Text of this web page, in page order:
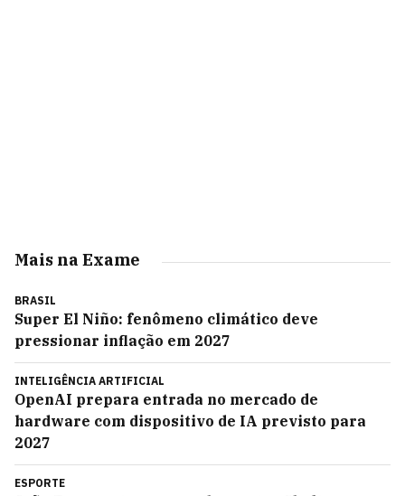
Mais na Exame
BRASIL
Super El Niño: fenômeno climático deve
pressionar inflação em 2027
INTELIGÊNCIA ARTIFICIAL
OpenAI prepara entrada no mercado de
hardware com dispositivo de IA previsto para
2027
ESPORTE